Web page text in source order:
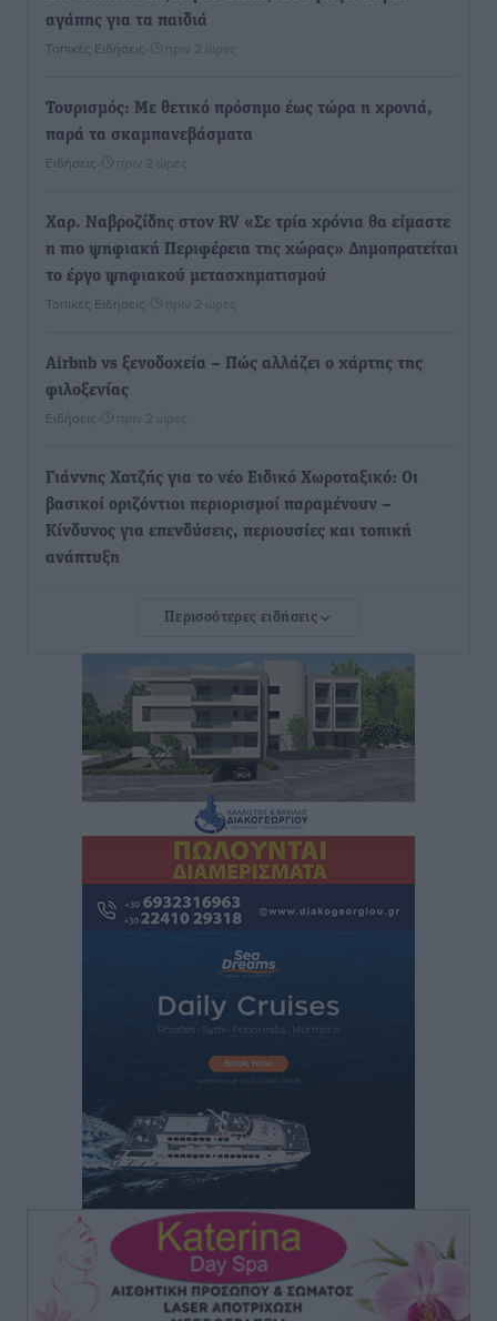
αγάπης για τα παιδιά
Τοπικές Ειδήσεις πριν 2 ώρες
Τουρισμός: Με θετικό πρόσημο έως τώρα η χρονιά,
παρά τα σκαμπανεβάσματα
Ειδήσεις πριν 2 ώρες
Χαρ. Ναβροζίδης στον RV «Σε τρία χρόνια θα είμαστε
η πιο ψηφιακή Περιφέρεια της χώρας» Δημοπρατείται
το έργο ψηφιακού μετασχηματισμού
Τοπικές Ειδήσεις πριν 2 ώρες
Airbnb vs ξενοδοχεία – Πώς αλλάζει ο χάρτης της
φιλοξενίας
Ειδήσεις πριν 2 ώρες
Γιάννης Χατζής για το νέο Ειδικό Χωροταξικό: Οι
βασικοί οριζόντιοι περιορισμοί παραμένουν –
Κίνδυνος για επενδύσεις, περιουσίες και τοπική
ανάπτυξη
δεν υπάρχουν περιθώρια εφησυχασμού
Ειδήσεις• πριν 2 ώρες
Στον Άγιο Νικόλαο Χάλκης ανοίγει ξανά το
ανανεωμένο εκκλησιαστικό μουσείο από τη Λέσχη
Τοπικές Ειδήσεις• πριν 2 ώρες
Ρόδος: «Βουλιάζει» από τουρίστες – Πάνω από 1 εκατ.
επιβάτες και 55 κρουαζιερόπλοια
πριν 3 ώρες
Γ’ Εθνική Κατηγορία: Οι ημερομηνίες των
Συνελήφθησαν δύο άτομα στην Κάρπαθο για άγρα
πελατών
Τοπικές Ειδήσεις• πριν 8 ώρες
Χωρίς υποχρεωτική παρουσία μικρών στη 12άδα
Αθλητικά πριν 9 ώρες
Περισσότερες ειδήσεις